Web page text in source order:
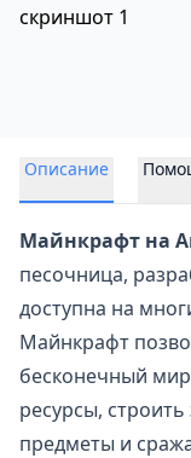
Описание
Майнкрафт на
песочница,
доступна на
Майнкрафт
бесконечный
ресурсы,
предметы и